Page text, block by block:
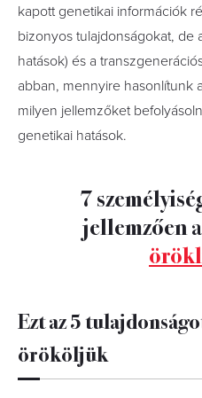
kapott genetikai információk
bizonyos tulajdonságokat, de
hatások) és a
abban, mennyire hasonlítunk
milyen jellemzőket
genetikai hatások.
7
jellemzően
Ezt az 5
örököljük